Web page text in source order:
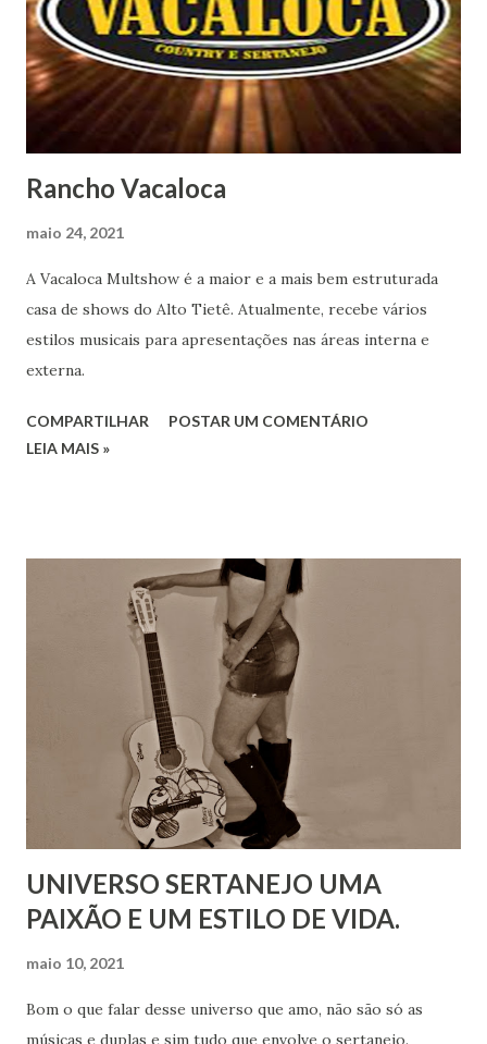
Rancho Vacaloca
maio 24, 2021
A Vacaloca Multshow é a maior e a mais bem estruturada
casa de shows do Alto Tietê. Atualmente, recebe vários
estilos musicais para apresentações nas áreas interna e
externa.
COMPARTILHAR
POSTAR UM COMENTÁRIO
LEIA MAIS »
UNIVERSO SERTANEJO UMA
PAIXÃO E UM ESTILO DE VIDA.
maio 10, 2021
Bom o que falar desse universo que amo, não são só as
músicas e duplas e sim tudo que envolve o sertanejo.